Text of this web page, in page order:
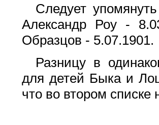
Следует
Александр Роу -
Образцов - 5.07.1901.
Разницу в
для детей Быка и
что во втором списке